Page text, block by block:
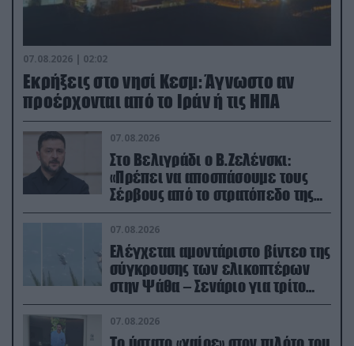
07.08.2026 | 02:02
Εκρήξεις στο νησί Κεσμ: Άγνωστο αν
προέρχονται από το Ιράν ή τις ΗΠΑ
07.08.2026
Στο Βελιγράδι ο Β.Ζελένσκι:
«Πρέπει να αποσπάσουμε τους
Σέρβους από το στρατόπεδο της
Ρωσίας»
07.08.2026
Ελέγχεται αμοντάριστο βίντεο της
σύγκρουσης των ελικοπτέρων
στην Ψάθα – Σενάριο για τρίτο
ελικόπτερο
07.08.2026